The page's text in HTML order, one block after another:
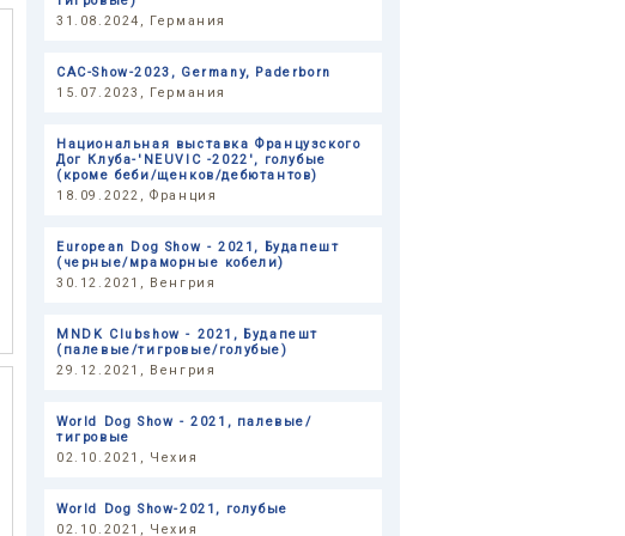
31.08.2024, Германия
САС-Show-2023, Germany, Paderborn
15.07.2023, Германия
Национальная выставка Французского
Дог Клуба-'NEUVIC -2022', голубые
(кроме беби/щенков/дебютантов)
18.09.2022, Франция
European Dog Show - 2021, Будапешт
(черные/мраморные кобели)
30.12.2021, Венгрия
MNDK Clubshow - 2021, Будапешт
(палевые/тигровые/голубые)
29.12.2021, Венгрия
World Dog Show - 2021, палевые/
тигровые
02.10.2021, Чехия
World Dog Show-2021, голубые
02.10.2021, Чехия